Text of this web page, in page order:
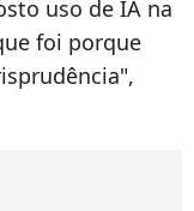
uso de IA na
foi porque